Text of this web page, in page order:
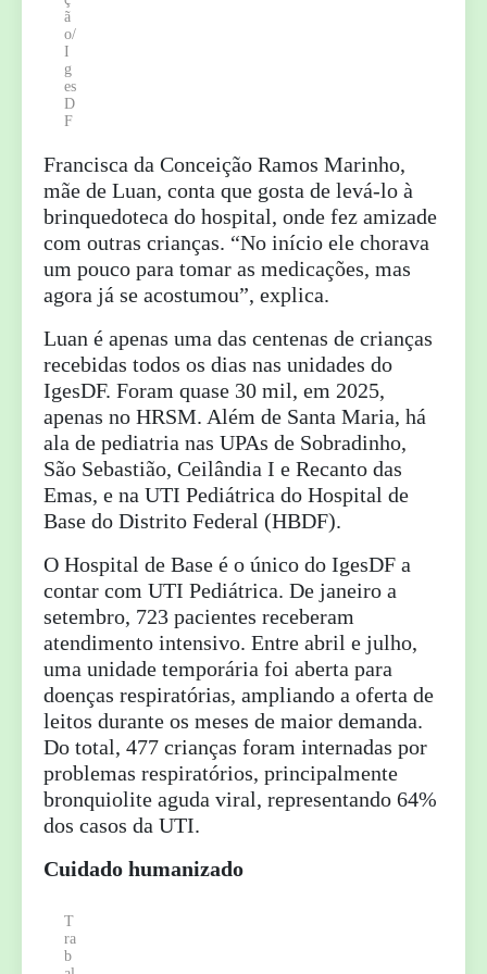
ã
o/
I
g
es
D
F
Francisca da Conceição Ramos Marinho,
mãe de Luan, conta que gosta de levá-lo à
brinquedoteca do hospital, onde fez amizade
com outras crianças. “No início ele chorava
um pouco para tomar as medicações, mas
agora já se acostumou”, explica.
Luan é apenas uma das centenas de crianças
recebidas todos os dias nas unidades do
IgesDF. Foram quase 30 mil, em 2025,
apenas no HRSM. Além de Santa Maria, há
ala de pediatria nas UPAs de Sobradinho,
São Sebastião, Ceilândia I e Recanto das
Emas, e na UTI Pediátrica do Hospital de
Base do Distrito Federal (HBDF).
O Hospital de Base é o único do IgesDF a
contar com UTI Pediátrica. De janeiro a
setembro, 723 pacientes receberam
atendimento intensivo. Entre abril e julho,
uma unidade temporária foi aberta para
doenças respiratórias, ampliando a oferta de
leitos durante os meses de maior demanda.
Do total, 477 crianças foram internadas por
problemas respiratórios, principalmente
bronquiolite aguda viral, representando 64%
dos casos da UTI.
Cuidado humanizado
T
ra
b